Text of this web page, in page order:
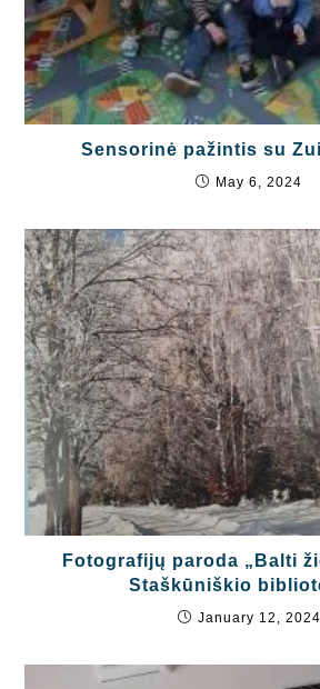
Sensorinė pažintis su
May 6, 2024
Fotografijų paroda „Balti
Staškūniškio
January 12, 2024